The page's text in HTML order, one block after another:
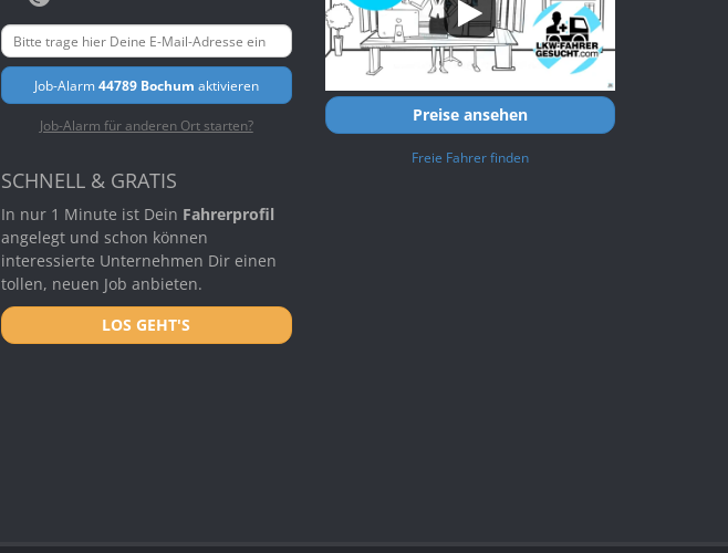
Job-Alarm44789 Bochum aktivieren
Job-Alarm für anderen Ort starten?
SCHNELL & GRATIS
In nur 1 Minute ist Dein Fahrerprofil
angelegt und schon können
interessierte Unternehmen Dir einen
tollen, neuen Job anbieten.
LOS GEHT'S
Preise ansehen
Freie Fahrer finden